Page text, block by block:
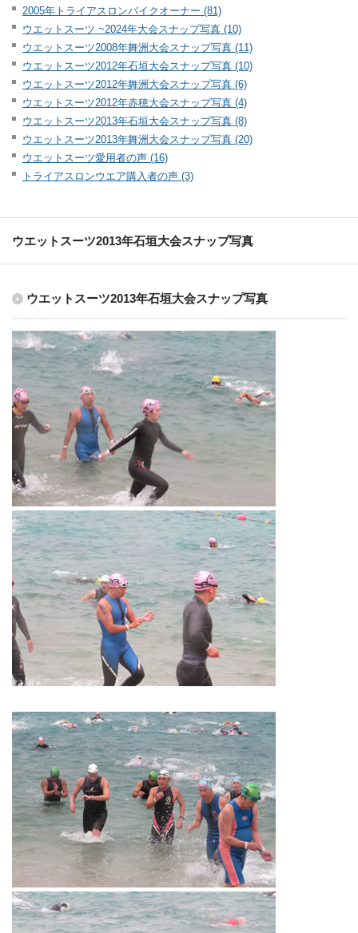
2005年トライアスロンバイクオーナー (81)
ウエットスーツ ~2024年大会スナップ写真 (10)
ウエットスーツ2008年舞洲大会スナップ写真 (11)
ウエットスーツ2012年石垣大会スナップ写真 (10)
ウエットスーツ2012年舞洲大会スナップ写真 (6)
ウエットスーツ2012年赤穂大会スナップ写真 (4)
ウエットスーツ2013年石垣大会スナップ写真 (8)
ウエットスーツ2013年舞洲大会スナップ写真 (20)
ウエットスーツ愛用者の声 (16)
トライアスロンウエア購入者の声 (3)
ウエットスーツ2013年石垣大会スナップ写真
ウエットスーツ2013年石垣大会スナップ写真